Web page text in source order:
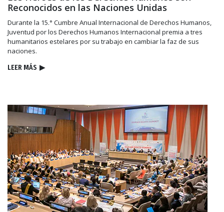
Reconocidos en las Naciones Unidas
Durante la 15.° Cumbre Anual Internacional de Derechos Humanos,
Juventud por los Derechos Humanos Internacional premia a tres
humanitarios estelares por su trabajo en cambiar la faz de sus
naciones.
LEER MÁS ▶